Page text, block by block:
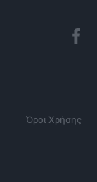
Όροι Χρήσης